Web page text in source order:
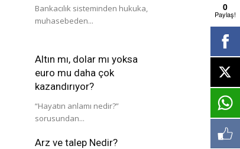
Bankacılık sisteminden hukuka,
muhasebeden...
Altın mı, dolar mı yoksa
euro mu daha çok
kazandırıyor?
“Hayatın anlamı nedir?”
sorusundan...
Arz ve talep Nedir?
0
Paylaş!